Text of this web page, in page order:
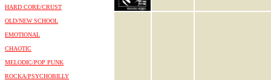
HARD CORE/CRUST
OLD/NEW SCHOOL
EMOTIONAL
CHAOTIC
MELODIC/POP PUNK
ROCKA/PSYCHOBILLY